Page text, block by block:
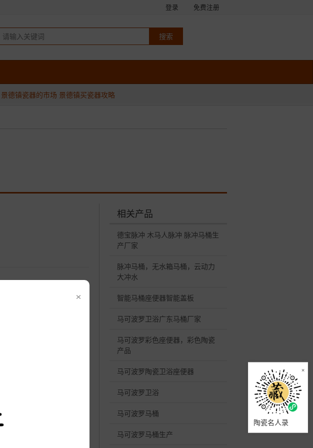
×
登录 免费注册
景德镇瓷器的市场 景德镇买瓷器攻略
×
陶瓷名人录
相关产品
德宝脉冲 木马人脉冲 脉冲马桶生
产厂家
脉冲马桶，无水箱马桶，云动力
大冲水
智能马桶座便器智能盖板
马可波罗卫浴广东马桶厂家
马可波罗彩色座便器，彩色陶瓷
产品
马可波罗陶瓷卫浴座便器
马可波罗卫浴
马可波罗马桶
马可波罗马桶生产